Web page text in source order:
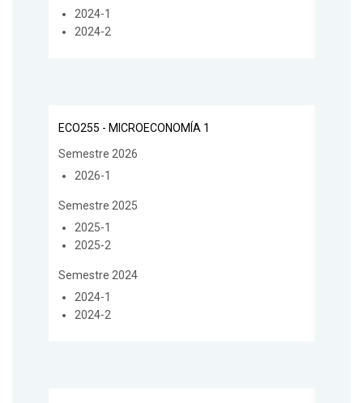
2024-1
2024-2
ECO255 - MICROECONOMÍA 1
Semestre 2026
2026-1
Semestre 2025
2025-1
2025-2
Semestre 2024
2024-1
2024-2